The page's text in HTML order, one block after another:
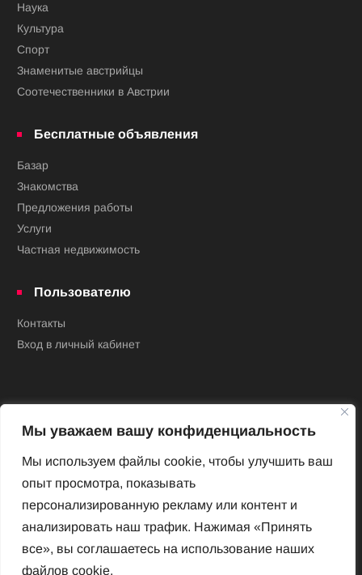
Мы уважаем вашу конфиденциальность
Мы используем файлы cookie, чтобы улучшить ваш
опыт просмотра, показывать
персонализированную рекламу или контент и
анализировать наш трафик. Нажимая «Принять
все», вы соглашаетесь на использование наших
файлов cookie.
Наука
Культура
Спорт
Знаменитые австрийцы
Соотечественники в Австрии
Бесплатные объявления
Базар
Знакомства
Предложения работы
Услуги
Частная недвижимость
Пользователю
Контакты
Вход в личный кабинет
Новый Венский журнал
Архив номеров